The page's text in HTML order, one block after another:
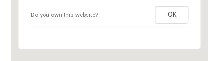
Do you own this website? OK